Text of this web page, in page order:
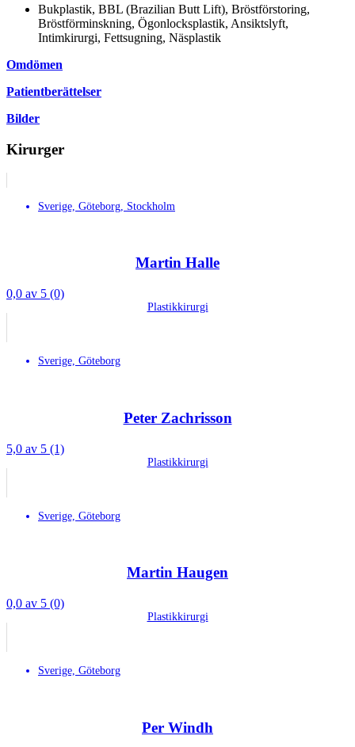
Bukplastik, BBL (Brazilian Butt Lift), Bröstförstoring,
Bröstförminskning, Ögonlocksplastik, Ansiktslyft,
Intimkirurgi, Fettsugning, Näsplastik
Omdömen
Patientberättelser
Bilder
Kirurger
Sverige, Göteborg, Stockholm
Martin Halle
0,0 av 5 (0)
Plastikkirurgi
Sverige, Göteborg
Peter Zachrisson
5,0 av 5 (1)
Plastikkirurgi
Sverige, Göteborg
Martin Haugen
0,0 av 5 (0)
Plastikkirurgi
Sverige, Göteborg
Per Windh